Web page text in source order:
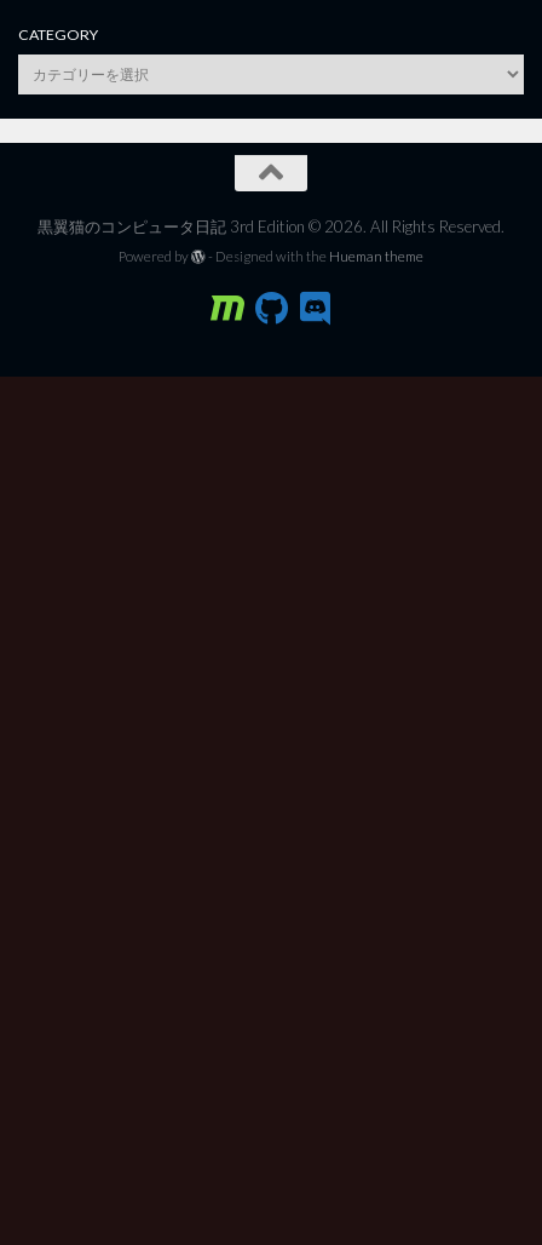
CATEGORY
category
黒翼猫のコンピュータ日記 3rd Edition © 2026. All Rights Reserved.
Powered by - Designed with the Hueman theme